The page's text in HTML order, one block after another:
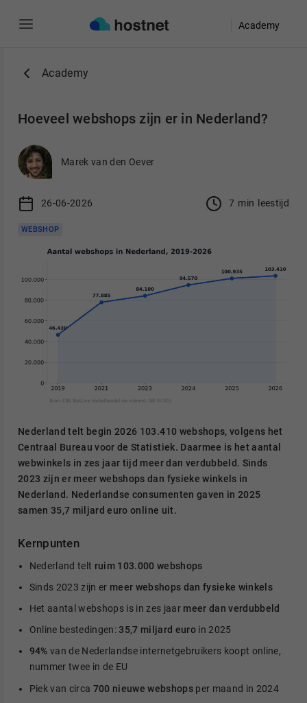
Academy
Academy
Hoeveel webshops zijn er in Nederland?
Marek van den Oever
26-06-2026 7 min leestijd
WEBSHOP
Nederland telt begin 2026 103.410 webshops, volgens het
Centraal Bureau voor de Statistiek. Daarmee is het aantal
webwinkels in zes jaar tijd meer dan verdubbeld. Sinds
2023 zijn er meer webshops dan fysieke winkels in
Nederland. Nederlandse consumenten gaven in 2025
samen35,7 miljard euro online uit.
Kernpunten
Nederland telt ruim 103.000 webshops
Sinds 2023 zijn er meer webshops dan fysieke winkels
Het aantal webshops is in zes jaar meer dan verdubbeld
Online bestedingen:35,7 miljard euroin 2025
94% van de Nederlandse internetgebruikers koopt online,
nummer twee in de EU
Piek van circa 700 nieuwe webshopsper maand in 2024